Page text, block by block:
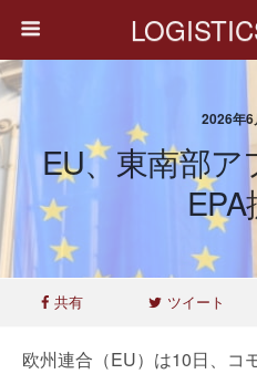
2026年6
EU、東南部
共有 ツイート
欧州連合（EU）は10日、コ